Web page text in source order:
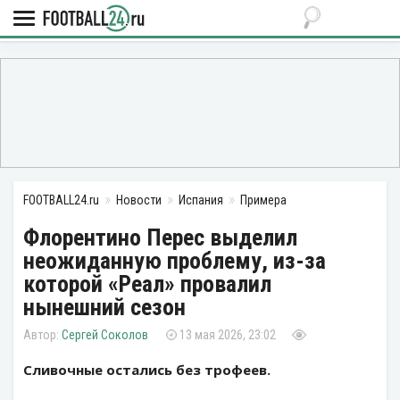
FOOTBALL24.ru Новости Испания Примера
Флорентино Перес выделил
неожиданную проблему, из-за
которой «Реал» провалил
нынешний сезон
Сергей Соколов 13 мая 2026, 23:02
Сливочные остались без трофеев.